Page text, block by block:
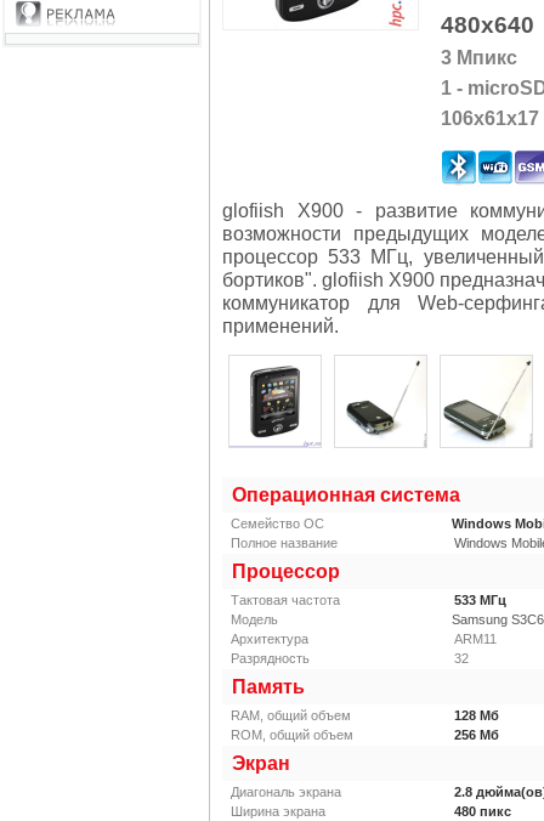
480x640
3 Мпикс
1 -
glofiish X900- развитие
возможности предыдущих
процессор 533 МГц,
бортиков".glofiish X900
коммуникатор для Web-
применений.
Операционная система
Семейство ОС
Windows
Полное название
Windows
Процессор
Тактовая частота 533 МГц
Модель
Samsung
Архитектура
ARM11
Разрядность
32
Память
RAM, общий объем 128 Мб
ROM, общий объем
256 Мб
Экран
Диагональ экрана 2.8
Ширина экрана
480 пикс